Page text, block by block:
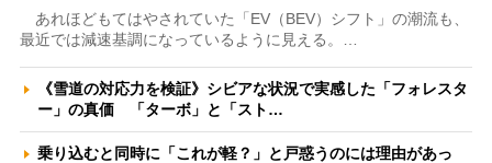
あれほどもてはやされていた「EV（BEV）シフト」の潮流も、
最近では減速基調になっているように見える。…
《雪道の対応力を検証》シビアな状況で実感した「フォレスタ
ー」の真価 「ターボ」と「スト…
乗り込むと同時に「これが軽？」と戸惑うのには理由があっ